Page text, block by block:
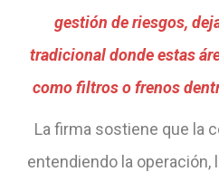
gestión de riesgos,
tradicional donde estas
como filtros o frenos
La firma sostiene que la
entendiendo la operación,